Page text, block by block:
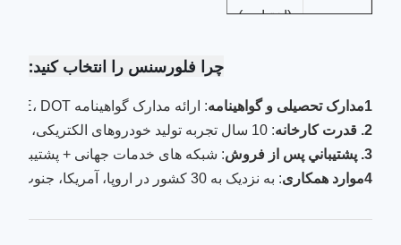
(اختیاری)
دامنه
رانندگی
70-90
زمان
۶ تا ۸
چرا فلورسنس را انتخاب کنید:
1مدارک تحصیلی و گواهینامه
: ارائه مدارک گواهینامه CE، DOT، محصولات مطابق با استانداردهای ایمنی بین المللی؛
2. قدرت کارخانه
: 10 سال تجربه تولید خودروهای الکتریکی، پشتیبانی از OEM / ODM، تولید سالانه 5000+ واحد؛
3. پشتيباني پس از فروش
: شبکه های خدمات جهانی +
4موارد همکاری
: به نزدیک به 30 کشور در اروپا، آمریکا، جنوب شرقی آسیا صادر می شود.